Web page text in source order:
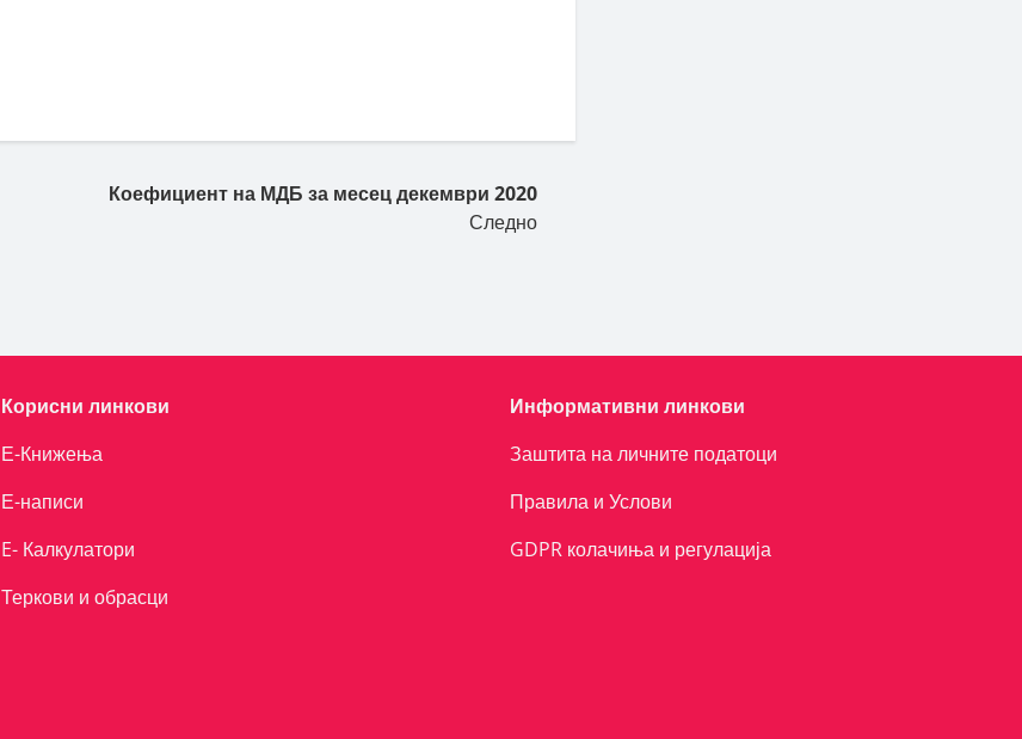
Коефициент на МДБ за месец декември 2020
Следно
Корисни линкови
Е-Книжења
Е-написи
E- Калкулатори
Теркови и обрасци
Информативни линкови
Заштита на личните податоци
Правила и Услови
GDPR колачиња и регулација